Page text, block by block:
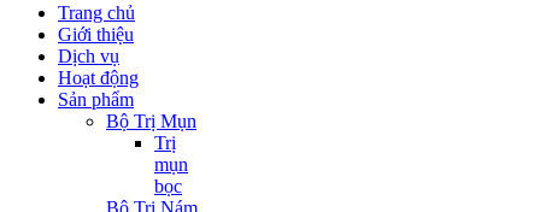
Trang chủ
Giới thiệu
Dịch vụ
Hoạt động
Sản phẩm
Bộ Trị Mụn
Trị
mụn
bọc
Bộ Trị Nám